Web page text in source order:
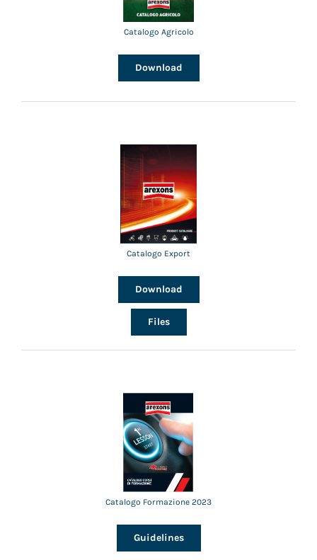
Catalogo Agricolo
Download
Catalogo Export
Download
Files
Catalogo Formazione 2023
Guidelines